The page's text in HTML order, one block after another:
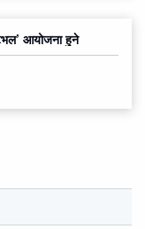
आयोजना हुने